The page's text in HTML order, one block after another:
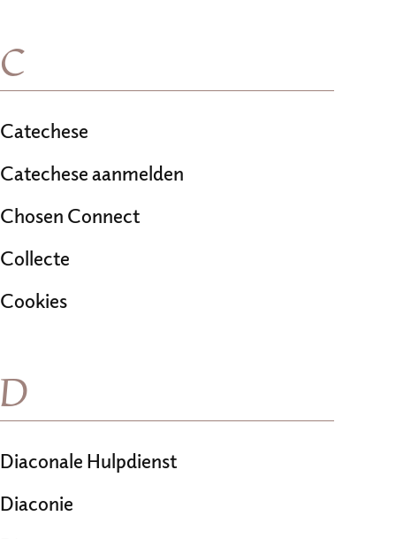
C
Catechese
Catechese aanmelden
Chosen Connect
Collecte
Cookies
D
Diaconale Hulpdienst
Diaconie